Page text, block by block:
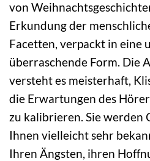
von
Erkundung der
Facetten, verpackt in eine
überraschende Form. Die
versteht es meisterhaft,
die Erwartungen des
zu kalibrieren. Sie werden
Ihnen vielleicht sehr
Ihren Ängsten, ihren